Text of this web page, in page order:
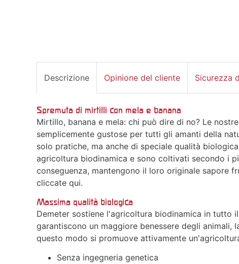
Descrizione Opinione del cliente Sicurezza
Spremuta di mirtilli con mela e banana
Mirtillo, banana e mela: chi può dire di no? Le
semplicemente gustose per tutti gli amanti della
solo pratiche, ma anche di speciale qualità
agricoltura biodinamica e sono coltivati secondo i
conseguenza, mantengono il loro originale sapore
cliccate qui.
Massima qualità biologica
Demeter sostiene l'agricoltura biodinamica in tutto
garantiscono un maggiore benessere degli
questo modo si promuove attivamente
Senza ingegneria genetica